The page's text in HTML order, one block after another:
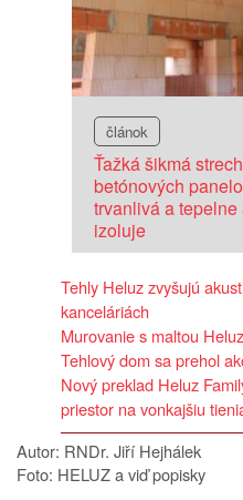
článok
Ťažká šikmá
betónových
trvanlivá a
izoluje
Tehly Heluz zvyšujú
kanceláriách
Murovanie s maltou
Tehlový dom sa prehol
Nový preklad Heluz
priestor na vonkajšiu
Autor: RNDr. Jiří Hejhálek
Foto: HELUZ a viď popisky